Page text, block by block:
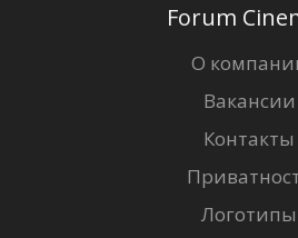
Forum
О
Вакансии
Контакты
Логотипы